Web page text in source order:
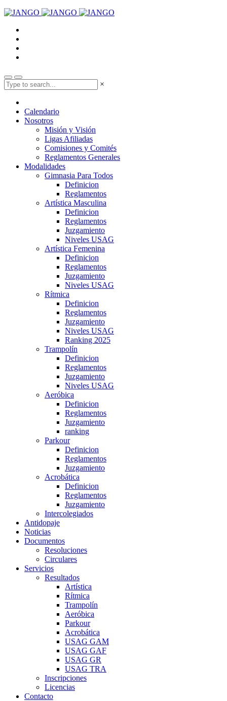
×
Calendario
Nosotros
Misión y Visión
Ligas Afiliadas
Comisiones y Comités
Reglamentos Generales
Modalidades
Gimnasia Para Todos
Definicion
Reglamentos
Artística Masculina
Definicion
Reglamentos
Juzgamiento
Niveles USAG
Artística Femenina
Definicion
Reglamentos
Juzgamiento
Niveles USAG
Rítmica
Definicion
Reglamentos
Juzgamiento
Niveles USAG
Ranking 2025
Trampolín
Definicion
Reglamentos
Juzgamiento
Niveles USAG
Aeróbica
Definicion
Reglamentos
Juzgamiento
ranking
Parkour
Definicion
Reglamentos
Juzgamiento
Acrobática
Definicion
Reglamentos
Juzgamiento
Intercolegiados
Antidopaje
Noticias
Documentos
Resoluciones
Circulares
Servicios
Resultados
Artística
Rítmica
Trampolín
Aeróbica
Parkour
Acrobática
USAG GAM
USAG GAF
USAG GR
USAG TRA
Inscripciones
Licencias
Contacto